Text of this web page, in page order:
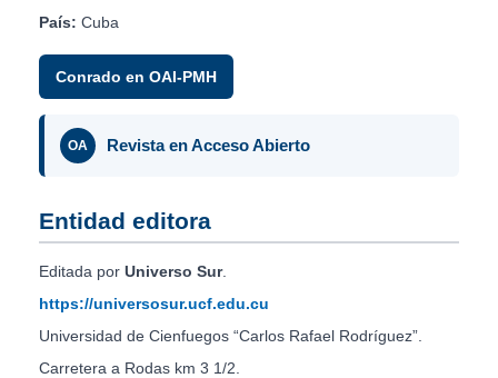
País: Cuba
Conrado en OAI-PMH
OA Revista en Acceso Abierto
Entidad editora
Editada por Universo Sur.
https://universosur.ucf.edu.cu
Universidad de Cienfuegos “Carlos Rafael Rodríguez”.
Carretera a Rodas km 3 1/2.